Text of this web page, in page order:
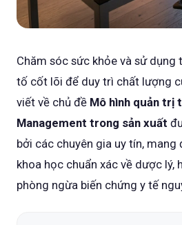
Chăm sóc sức khỏe và sử dụng
tố cốt lõi để duy trì chất lượng
viết về chủ đề Mô hình quản trị
Management trong sản xuất
bởi các chuyên gia uy tín, mang
khoa học chuẩn xác về dược lý,
phòng ngừa biến chứng y tế